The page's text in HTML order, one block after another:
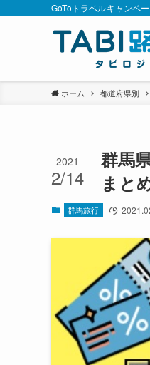
GoToトラベルキャンペ
ホーム 都道府県別
群馬
まと
2021
2/14
群馬旅行